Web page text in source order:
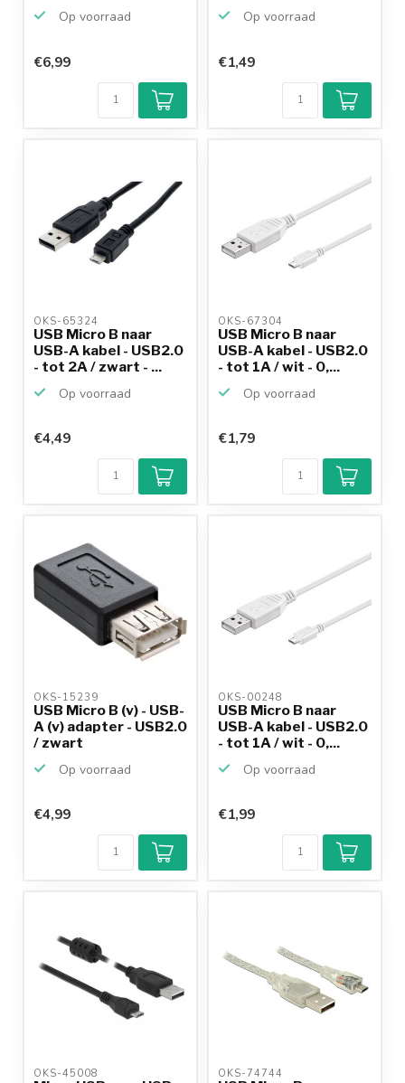
Op voorraad
€6,99
Op voorraad
€1,49
OKS-65324
USB Micro B naar
USB-A kabel - USB2.0
- tot 2A / zwart - ...
Op voorraad
€4,49
OKS-67304
USB Micro B naar
USB-A kabel - USB2.0
- tot 1A / wit - 0,...
Op voorraad
€1,79
OKS-15239
USB Micro B (v) - USB-
A (v) adapter - USB2.0
/ zwart
Op voorraad
€4,99
OKS-00248
USB Micro B naar
USB-A kabel - USB2.0
- tot 1A / wit - 0,...
Op voorraad
9,2/10
Achteraf
betalen mogelijk
€1,99
OKS-45008 OKS-74744